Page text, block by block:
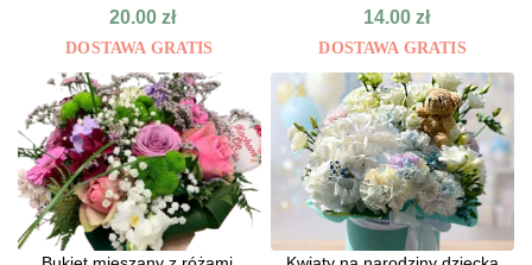
20.00zł
DOSTAWA GRATIS
14.00 zł
DOSTAWA GRATIS